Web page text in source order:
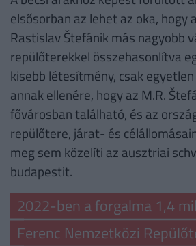
elsősorban az lehet az oka, hogy
Rastislav Štefánik más nagyobb
repülőterekkel összehasonlítva
kisebb létesítmény, csak
annak ellenére, hogy az M.R.
fővárosban található, és az
repülőtere, járat- és
meg sem közelíti az ausztriai
budapestit.
2022-ben a forgalma 1,4
Ferenc Nemzetközi